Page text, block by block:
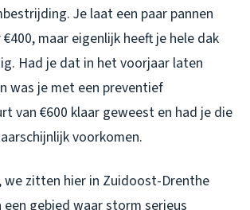
Je laat een paar pannen
maar eigenlijk heeft je hele dak
Had je dat in het voorjaar laten
was je met een preventief
van €600 klaar geweest en had je die
voorkomen.
we zitten hier in Zuidoost-Drenthe
gebied waar storm serieus